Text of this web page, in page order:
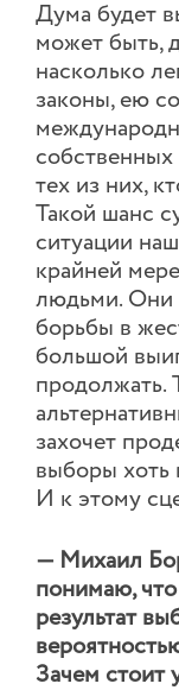
Дума будет
может быть,
насколько
законы, ею
собственных
тех из них,
Такой шанс
ситуации
крайней
людьми. Они
борьбы в
большой
продолжать.
захочет
выборы хоть
И к этому
— Михаил
понимаю,
результат
Зачем стоит